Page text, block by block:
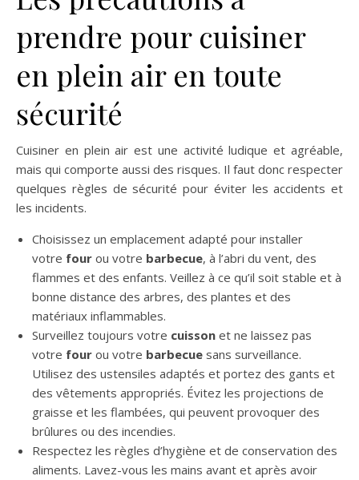
prendre pour cuisiner
en plein air en toute
sécurité
Cuisiner en plein air est une activité ludique et agréable,
mais qui comporte aussi des risques. Il faut donc respecter
quelques règles de sécurité pour éviter les accidents et
les incidents.
Choisissez un emplacement adapté pour installer
votre four ou votre barbecue, à l’abri du vent, des
flammes et des enfants. Veillez à ce qu’il soit stable et à
bonne distance des arbres, des plantes et des
matériaux inflammables.
Surveillez toujours votre cuisson et ne laissez pas
votre four ou votre barbecue sans surveillance.
Utilisez des ustensiles adaptés et portez des gants et
des vêtements appropriés. Évitez les projections de
graisse et les flambées, qui peuvent provoquer des
brûlures ou des incendies.
Respectez les règles d’hygiène et de conservation des
aliments. Lavez-vous les mains avant et après avoir